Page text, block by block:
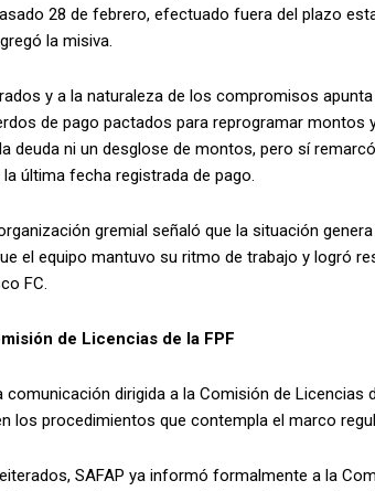
28 de febrero, efectuado fuera del plazo
la misiva.
y a la naturaleza de los compromisos
de pago pactados para reprogramar montos
deuda ni un desglose de montos, pero sí
última fecha registrada de pago.
gremial señaló que la situación
el equipo mantuvo su ritmo de trabajo y logró
FC.
de Licencias de la FPF
dirigida a la Comisión de Licencias
los procedimientos que contempla el marco
SAFAP ya informó formalmente a la